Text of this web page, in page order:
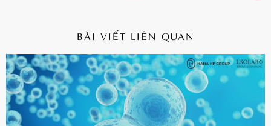
BÀI VIẾT LIÊN QUAN